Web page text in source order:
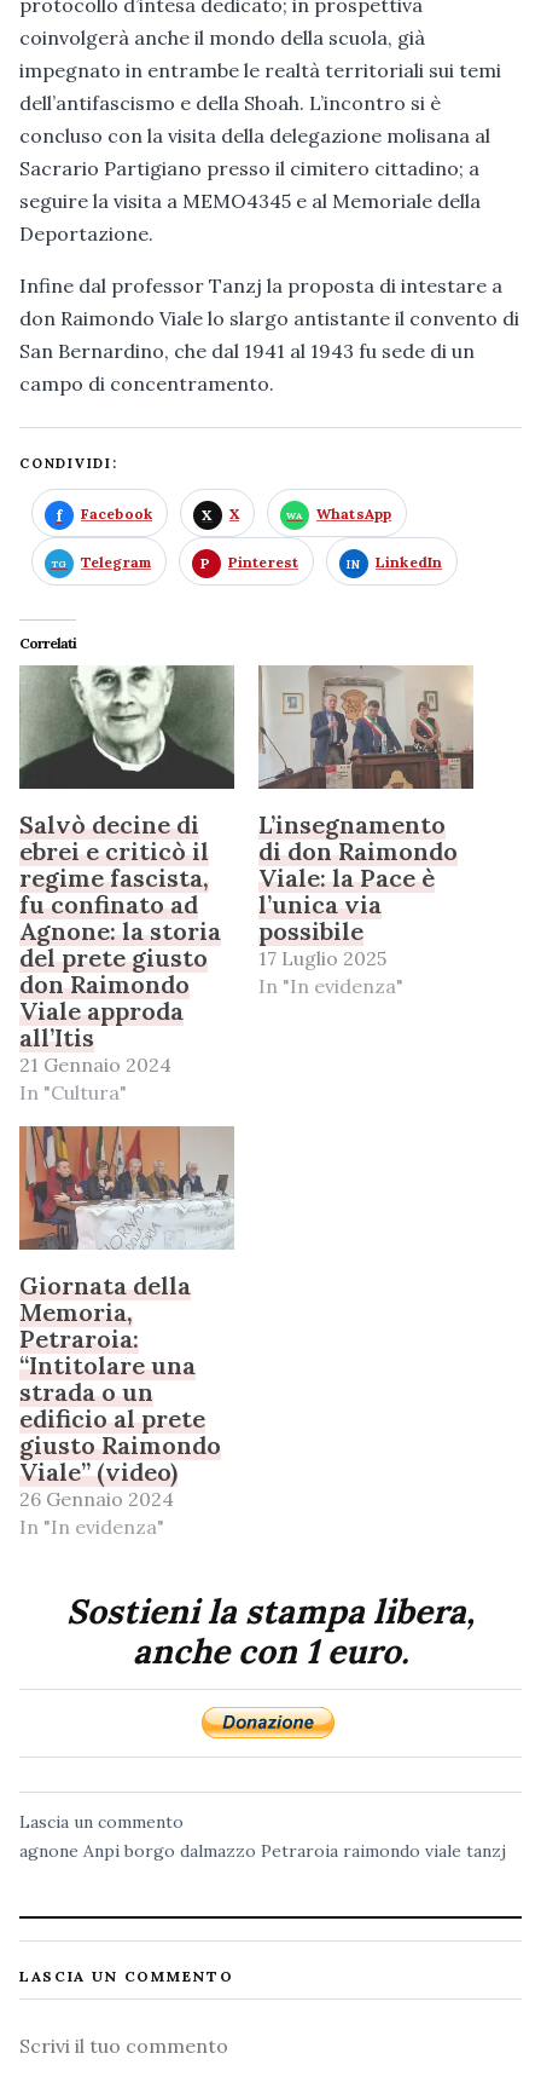
protocollo d’intesa dedicato; in prospettiva
coinvolgerà anche il mondo della scuola, già
impegnato in entrambe le realtà territoriali sui temi
dell’antifascismo e della Shoah. L’incontro si è
concluso con la visita della delegazione molisana al
Sacrario Partigiano presso il cimitero cittadino; a
seguire la visita a MEMO4345 e al Memoriale della
Deportazione.
Infine dal professor Tanzj la proposta di intestare a
don Raimondo Viale lo slargo antistante il convento di
San Bernardino, che dal 1941 al 1943 fu sede di un
campo di concentramento.
CONDIVIDI:
Facebook X WhatsApp
Telegram Pinterest LinkedIn
Correlati
Salvò decine di
ebrei e criticò il
regime fascista,
fu confinato ad
Agnone: la storia
del prete giusto
don Raimondo
Viale approda
all’Itis
21 Gennaio 2024
In "Cultura"
L’insegnamento
di don Raimondo
Viale: la Pace è
l’unica via
possibile
17 Luglio 2025
In "In evidenza"
Giornata della
Memoria,
Petraroia:
“Intitolare una
strada o un
edificio al prete
giusto Raimondo
Viale” (video)
26 Gennaio 2024
In "In evidenza"
Sostieni la stampa libera,
anche con 1 euro.
Lascia un commento
agnone Anpi borgo dalmazzo Petraroia raimondo viale tanzj
LASCIA UN COMMENTO
Commento